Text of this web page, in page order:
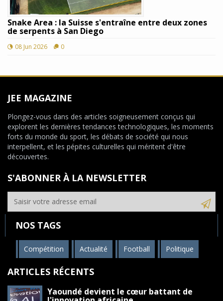
Snake Area : la Suisse s'entraîne entre deux zones
de serpents à San Diego
08 Jun 2026 0
JEE MAGAZINE
Plongez-vous dans des articles soigneusement conçus qui
explorent les dernières tendances technologiques, les moments
forts du monde du sport, les débats de société qui nous
interpellent, et les pépites culturelles qui méritent d'être
découvertes.
S'ABONNER À LA NEWSLETTER
NOS TAGS
Compétition Actualité Football Politique
ARTICLES RÉCENTS
Yaoundé devient le cœur battant de